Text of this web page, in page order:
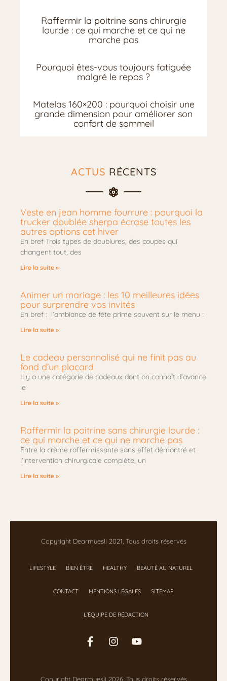
Raffermir la poitrine sans chirurgie
lourde : ce qui marche et ce qui ne
marche pas
Pourquoi êtes-vous toujours fatiguée
malgré le repos ?
Matelas 160×200 : pourquoi choisir une
grande dimension pour améliorer son
confort de sommeil
ACTUS RÉCENTS
Veste en jean homme fourrure : pourquoi la
trucker doublée sherpa écrase toutes les
autres options cet hiver
En bref Trois types de doublures, des coupes qui
changent tout, des
Lire la suite »
Animer un mariage : les 10 meilleures idées
pour surprendre vos invités
En bref : l’ambiance de fête prime souvent sur le menu :
Lire la suite »
Le cadeau personnalisé qui ne finit pas au
fond d’un placard
Il y a une catégorie de cadeaux dont on connaît d’avance
le
Lire la suite »
Raffermir la poitrine sans chirurgie lourde :
ce qui marche et ce qui ne marche pas
Entre la crème raffermissante sans effet démontré et
l’intervention chirurgicale complète, un
Lire la suite »
Copyright Dearmuesli 2021, Tous droits réservés
LIFESTYLE BIEN ÊTRE HEALTHY BEAUTÉ AU NATUREL
CONTACT MENTIONS LÉGALES SITEMAP
L’ÉQUIPE DE RÉDACTION
Copyright Dearmuesli 2026, Tous droits réservés